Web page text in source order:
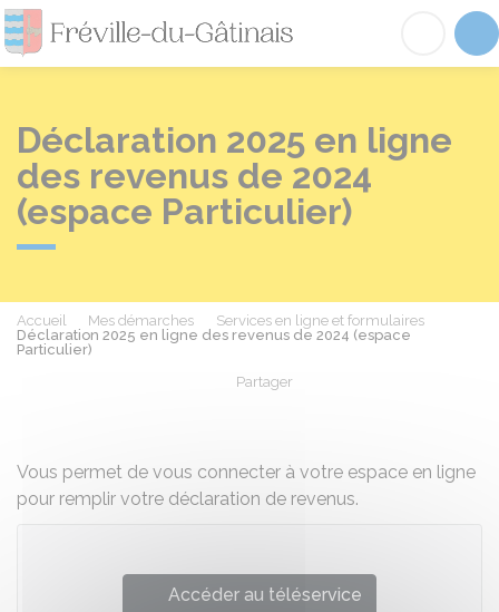
Fréville-du-
Déclaration 2025 en ligne
des revenus de 2024
(espace Particulier)
Accueil Mes démarches
Services en ligne et formulaires
Déclaration 2025 en ligne des revenus de 2024 (espace
Particulier)
Partager
Vous permet de vous connecter à votre espace en ligne
pour remplir votre déclaration de revenus.
Accéder au téléservice